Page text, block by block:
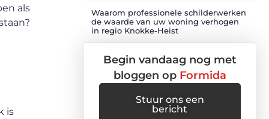
als
is
Waarom professionele schilderwerken
de waarde van uw woning verhogen
in regio Knokke-Heist
Begin vandaag nog met
bloggen op Formida
Stuur ons een
bericht